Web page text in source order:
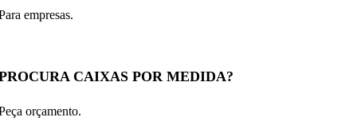
empresas.
CAIXAS POR MEDIDA?
orçamento.